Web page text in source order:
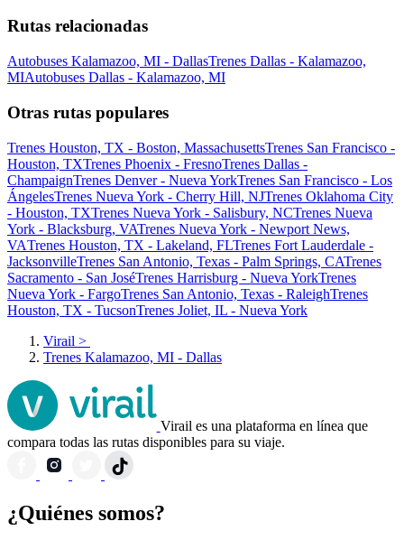
Rutas relacionadas
Autobuses Kalamazoo, MI - DallasTrenes Dallas - Kalamazoo,
MIAutobuses Dallas - Kalamazoo, MI
Otras rutas populares
Trenes Houston, TX - Boston, MassachusettsTrenes San Francisco -
Houston, TXTrenes Phoenix - FresnoTrenes Dallas -
ChampaignTrenes Denver - Nueva YorkTrenes San Francisco - Los
ÁngelesTrenes Nueva York - Cherry Hill, NJTrenes Oklahoma City
- Houston, TXTrenes Nueva York - Salisbury, NCTrenes Nueva
York - Blacksburg, VATrenes Nueva York - Newport News,
VATrenes Houston, TX - Lakeland, FLTrenes Fort Lauderdale -
JacksonvilleTrenes San Antonio, Texas - Palm Springs, CATrenes
Sacramento - San JoséTrenes Harrisburg - Nueva YorkTrenes
Nueva York - FargoTrenes San Antonio, Texas - RaleighTrenes
Houston, TX - TucsonTrenes Joliet, IL - Nueva York
Virail >
Trenes Kalamazoo, MI - Dallas
Virail es una plataforma en línea que
compara todas las rutas disponibles para su viaje.
¿Quiénes somos?